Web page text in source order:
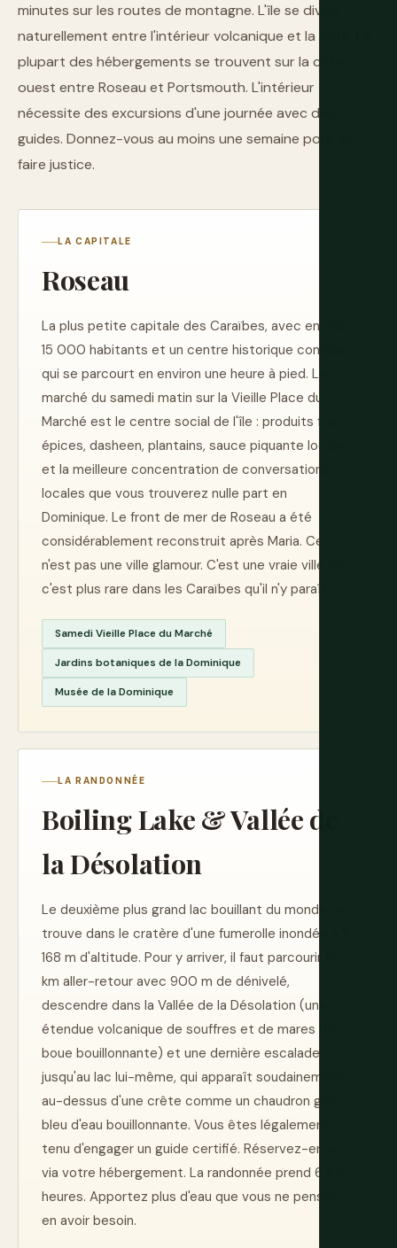
minutes sur les routes de montagne. L'île se divise
naturellement entre l'intérieur volcanique et la côte. La
plupart des hébergements se trouvent sur la côte
ouest entre Roseau et Portsmouth. L'intérieur
nécessite des excursions d'une journée avec des
guides. Donnez-vous au moins une semaine pour en
faire justice.
LA CAPITALE
Roseau
La plus petite capitale des Caraïbes, avec environ
15 000 habitants et un centre historique compact
qui se parcourt en environ une heure à pied. Le
marché du samedi matin sur la Vieille Place du
Marché est le centre social de l'île : produits frais,
épices, dasheen, plantains, sauce piquante locale
et la meilleure concentration de conversations
locales que vous trouverez nulle part en
Dominique. Le front de mer de Roseau a été
considérablement reconstruit après Maria. Ce
n'est pas une ville glamour. C'est une vraie ville, et
c'est plus rare dans les Caraïbes qu'il n'y paraît.
Samedi Vieille Place du Marché
Jardins botaniques de la Dominique
Musée de la Dominique
LA RANDONNÉE
Boiling Lake & Vallée de
la Désolation
Le deuxième plus grand lac bouillant du monde se
trouve dans le cratère d'une fumerolle inondée à 2
168 m d'altitude. Pour y arriver, il faut parcourir 13
km aller-retour avec 900 m de dénivelé,
descendre dans la Vallée de la Désolation (une
étendue volcanique de souffres et de mares de
boue bouillonnante) et une dernière escalade
jusqu'au lac lui-même, qui apparaît soudainement
au-dessus d'une crête comme un chaudron gris-
bleu d'eau bouillonnante. Vous êtes légalement
tenu d'engager un guide certifié. Réservez-en un
via votre hébergement. La randonnée prend 6 à 8
heures. Apportez plus d'eau que vous ne pensez
en avoir besoin.